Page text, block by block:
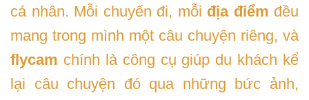
cá nhân. Mỗi chuyến đi, mỗi địa điểm đều
mang trong mình một câu chuyện riêng, và
flycam chính là công cụ giúp du khách kể
lại câu chuyện đó qua những bức ảnh,